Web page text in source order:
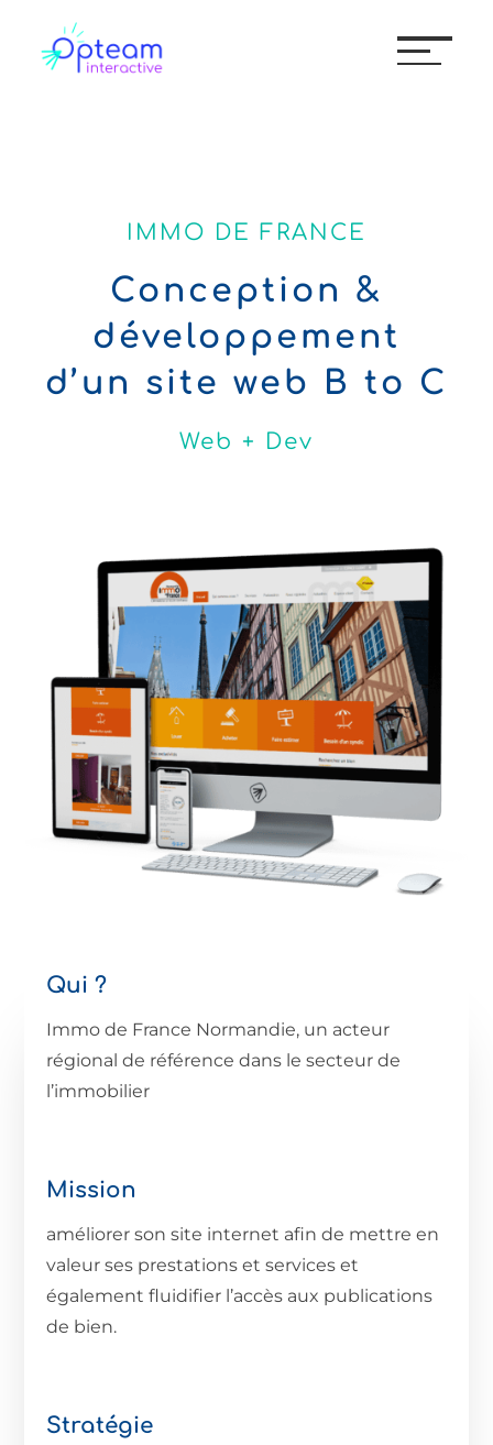
IMMO DE FRANCE
Conception &
développement
d’un site web B to C
Web + Dev
Qui ?
Immo de France Normandie, un acteur
régional de référence dans le secteur de
l’immobilier
Mission
améliorer son site internet afin de mettre en
valeur ses prestations et services et
également fluidifier l’accès aux publications
de bien.
Stratégie